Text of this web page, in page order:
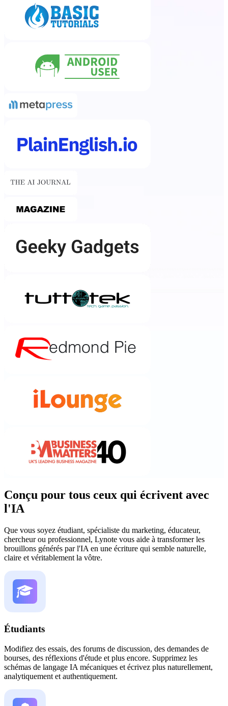
Conçu pour tous ceux qui écrivent avec
l'IA
Que vous soyez étudiant, spécialiste du marketing, éducateur,
chercheur ou professionnel, Lynote vous aide à transformer les
brouillons générés par l'IA en une écriture qui semble naturelle,
claire et véritablement la vôtre.
Étudiants
Modifiez des essais, des forums de discussion, des demandes de
bourses, des réflexions d'étude et plus encore. Supprimez les
schémas de langage IA mécaniques et écrivez plus naturellement,
analytiquement et authentiquement.